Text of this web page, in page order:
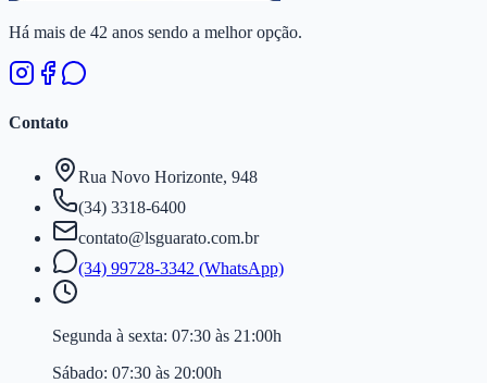
Há mais de 42 anos sendo a melhor opção.
Contato
Rua Novo Horizonte, 948
(34) 3318-6400
contato@lsguarato.com.br
(34) 99728-3342 (WhatsApp)
Segunda à sexta: 07:30 às 21:00h
Sábado: 07:30 às 20:00h